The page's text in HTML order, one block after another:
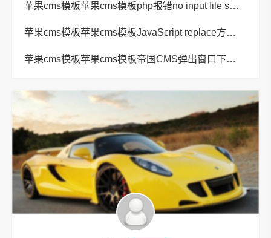
苹果cms模板苹果cms模板php报错no input file specified解决方法
苹果cms模板苹果cms模板JavaScript replace方法替换字符串空格方法
苹果cms模板苹果cms模板帝国CMS弹出窗口下载方式改为点击链接直接下载教程